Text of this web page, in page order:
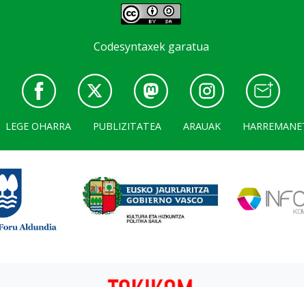
Codesyntaxek garatua
LEGE OHARRA PUBLIZITATEA ARAUAK